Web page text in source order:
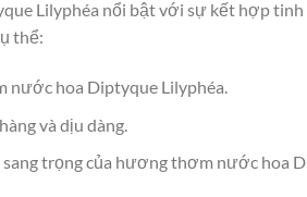
Lilyphéa nổi bật với sự kết hợp
thể:
nước hoa Diptyque Lilyphéa.
và dịu dàng.
trọng của hương thơm nước hoa